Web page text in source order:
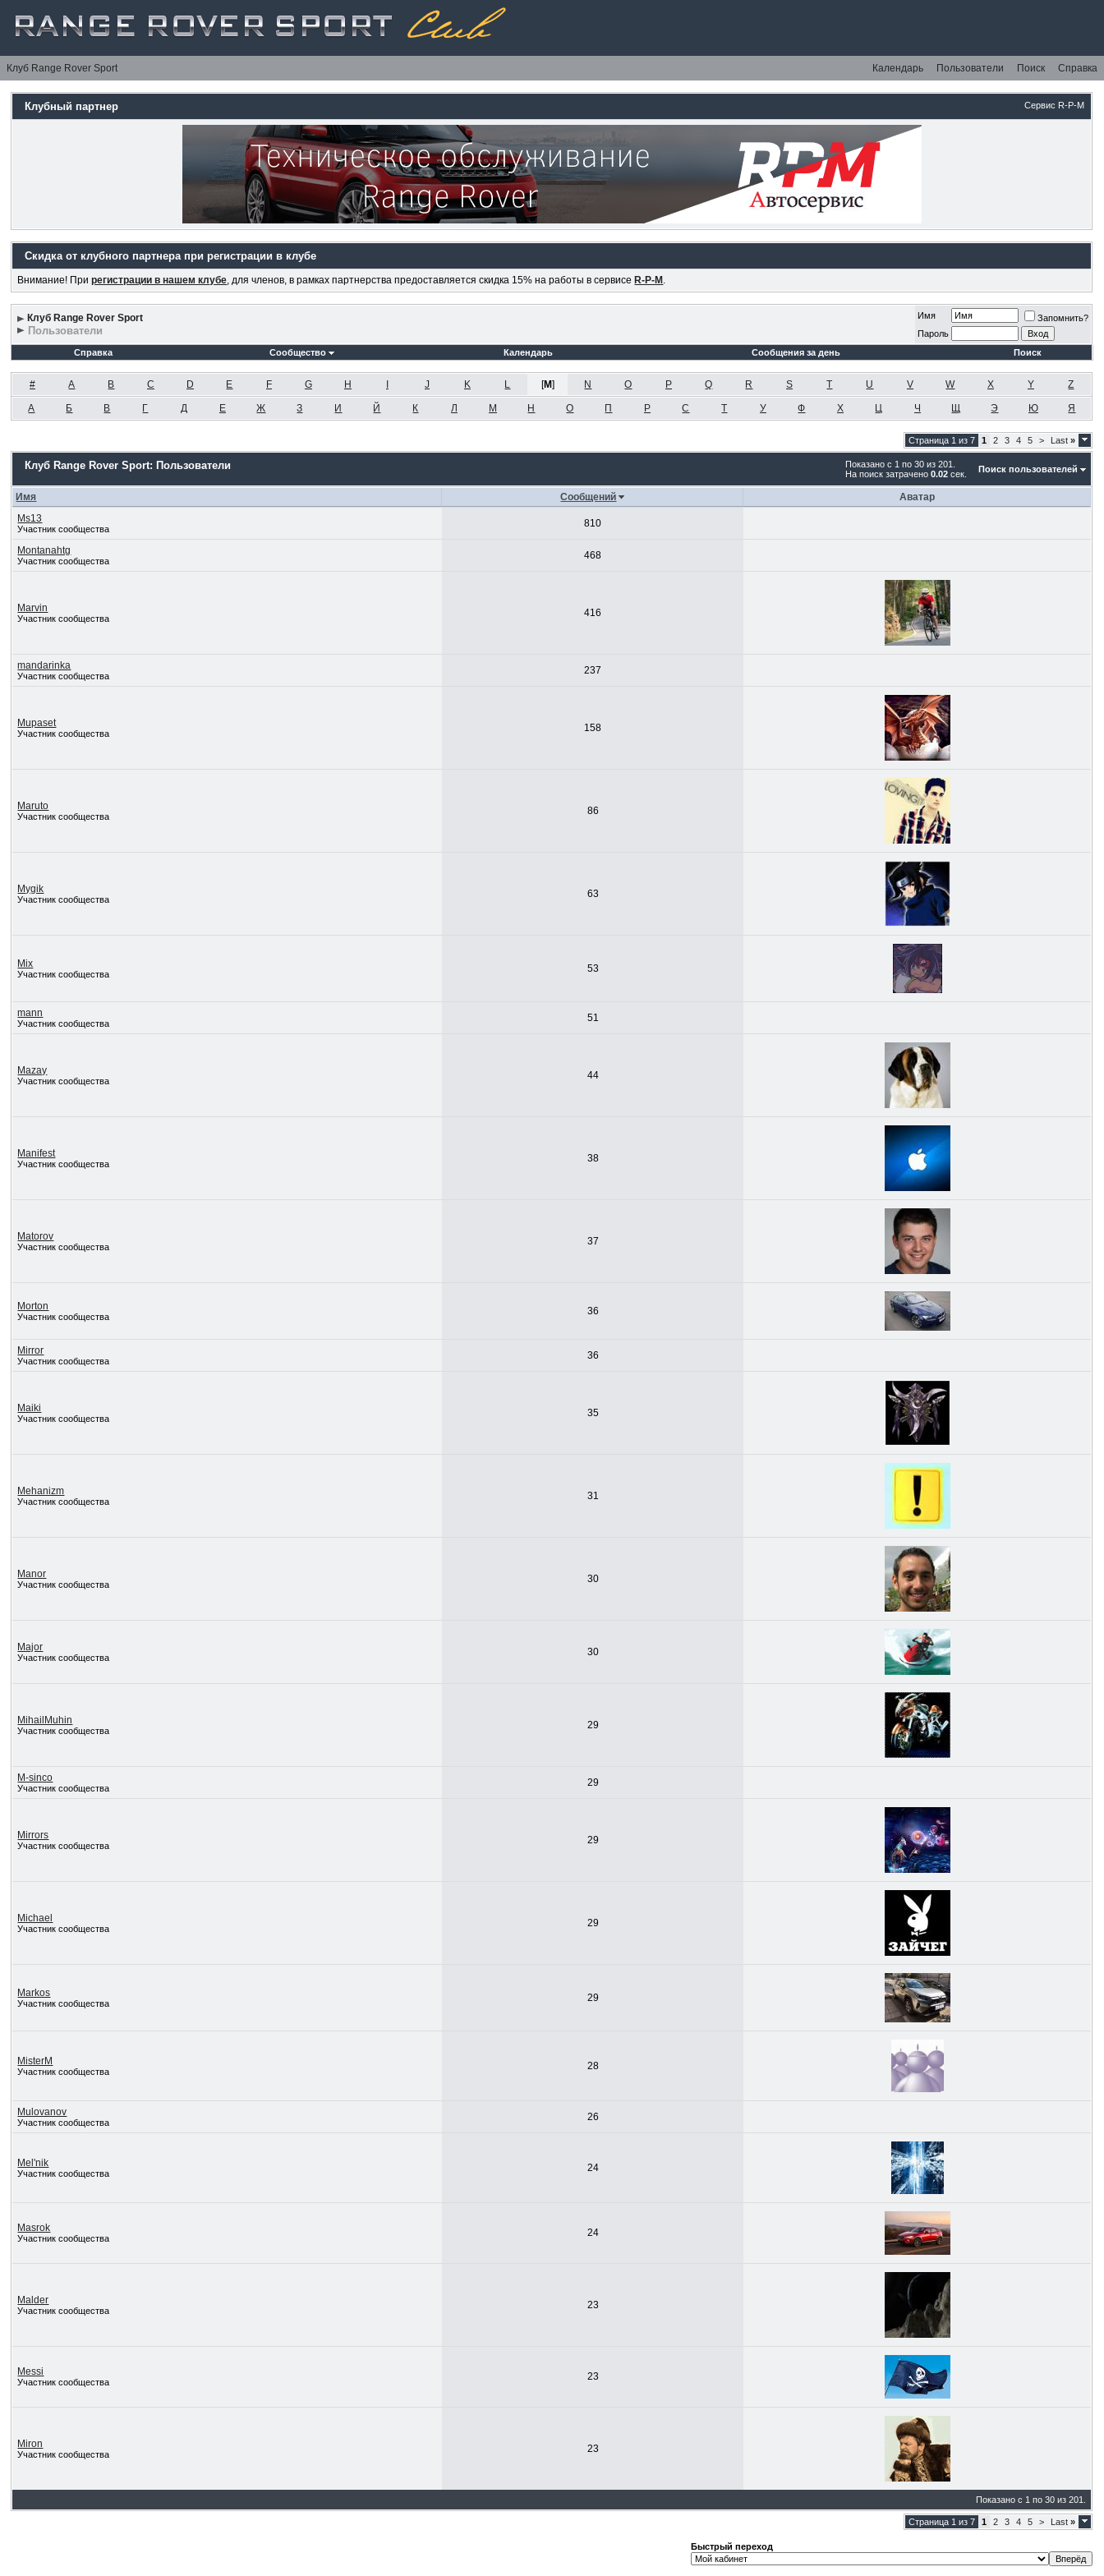
Клуб Range Rover Sport Календарь Пользователи Поиск Справка
Сервис R-P-M
Клубный партнер
Скидка от клубного партнера при регистрации в клубе
Внимание! Прирегистрации в нашем клубе, для членов, в рамках партнерства предоставляется скидка 15% на работы в сервисе R-P-M .
Клуб Range Rover Sport
Пользователи
Имя
Запомнить?
Пароль
Справка
Сообщество Календарь Сообщения за день Поиск
# A B C D E F G H J K L [M] N O P Q R S T U V W X Y Z
А Б В Г Д Е Ж З И Й К Л М Н О П Р С Т У Ф Х Ц Ч Щ Э Ю Я
Страница 1 из 7 1 2 3 4 5 > Last»
Показано с 1 по 30 из 201.
На поиск затрачено0.02 сек.
Клуб Range Rover Sport: Пользователи Поиск пользователей
Имя Сообщений
Аватар
Ms13
Участник сообщества 810
Montanahtg
Участник сообщества 468
Marvin
Участник сообщества 416
mandarinka
Участник сообщества 237
Mupaset
Участник сообщества 158
Maruto
Участник сообщества 86
Mygik
Участник сообщества 63
Mix
Участник сообщества 53
mann
Участник сообщества 51
Mazay
Участник сообщества 44
Manifest
Участник сообщества 38
Matorov
Участник сообщества 37
Morton
Участник сообщества 36
Mirror
Участник сообщества 36
Maiki
Участник сообщества 35
Mehanizm
Участник сообщества 31
Manor
Участник сообщества 30
Major
Участник сообщества 30
MihailMuhin
Участник сообщества 29
M-sinco
Участник сообщества 29
Mirrors
Участник сообщества 29
Michael
Участник сообщества 29
Markos
Участник сообщества 29
MisterM
Участник сообщества 28
Mulovanov
Участник сообщества 26
Mel'nik
Участник сообщества 24
Masrok
Участник сообщества 24
Malder
Участник сообщества 23
Messi
Участник сообщества 23
Miron
Участник сообщества 23
Показано с 1 по 30 из 201.
Страница 1 из 7 1 2 3 4 5 > Last»
Быстрый переход